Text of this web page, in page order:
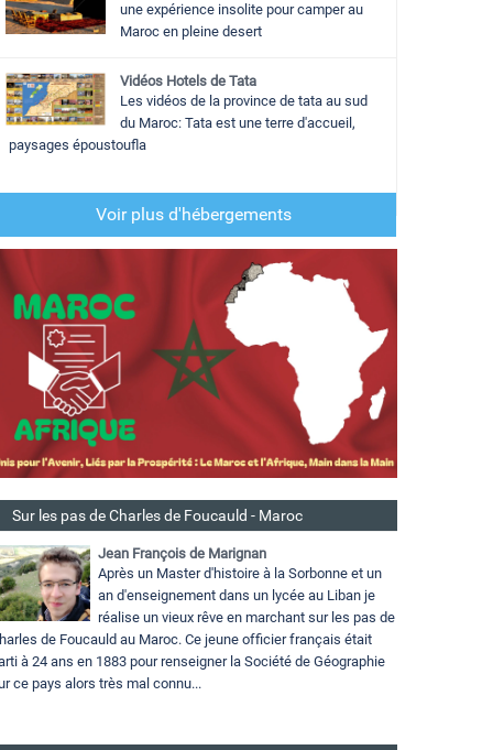
une expérience insolite pour camper au
Maroc en pleine desert
Vidéos Hotels de Tata
Les vidéos de la province de tata au sud
du Maroc: Tata est une terre d'accueil,
paysages époustoufla
Voir plus d'hébergements
Sur les pas de Charles de Foucauld - Maroc
Jean François de Marignan
Après un Master d'histoire à la Sorbonne et un
an d'enseignement dans un lycée au Liban je
réalise un vieux rêve en marchant sur les pas de
de Foucauld au Maroc. Ce jeune officier français était
à 24 ans en 1883 pour renseigner la Société de Géographie
ce pays alors très mal connu...